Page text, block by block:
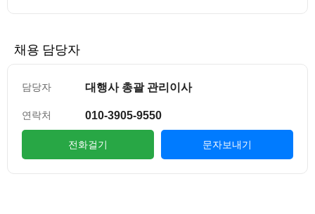
채용 담당자
담당자 대행사 총괄 관리이사
연락처 010-3905-9550
전화걸기 문자보내기